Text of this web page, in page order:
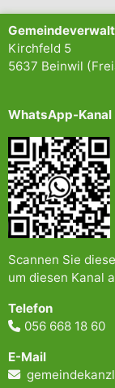
Kirchfeld 5
5637 Beinwil
WhatsApp-Kanal
Scannen Sie
um diesen Kanal
Telefon
056 668 18 60
E-Mail